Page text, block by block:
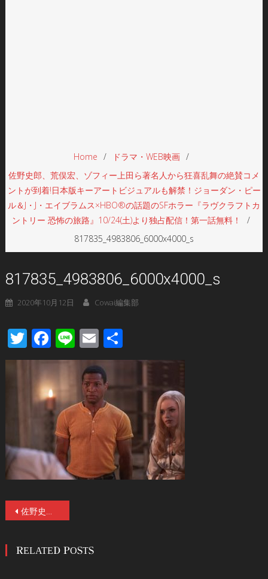
Home
ドラマ・WEB映画
佐野史郎、荒俣宏、ゾフィー上田ら著名人から狂喜乱舞の絶賛コメ
ントが到着!日本版キーアートビジュアルも解禁！ジョーダン・ピー
ル＆J・J・エイブラムス×HBO®の話題のSFホラー『ラヴクラフトカ
ントリー 恐怖の旅路』10/24(土)より独占配信！第一話無料！
817835_4983806_6000x4000_s
817835_4983806_6000x4000_s
2020年10月12日 Cowai編集部
Twitter
Facebook
LineEmail
有
投
ナ
佐野史郎、荒俣宏、ゾフィー上田ら著名人から狂喜乱舞の絶賛コメントが到着!日本版キーアートビジュアルも解禁！ジョーダン・ピール＆J・J・エイブラムス×HBO®の話題のSFホラー『ラヴクラフトカントリー 恐怖の旅路』10/24(土)より独占配信！第一話無料！
RELATED POSTS